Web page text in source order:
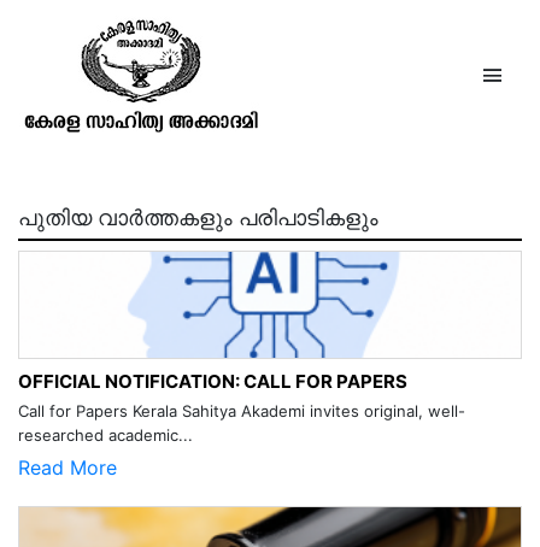
സോമതിലകം ഭാണം
പുതിയ വാർത്തകളും പരിപാടികളും
OFFICIAL NOTIFICATION: CALL FOR PAPERS
Call for Papers Kerala Sahitya Akademi invites original, well-
researched academic...
Read More